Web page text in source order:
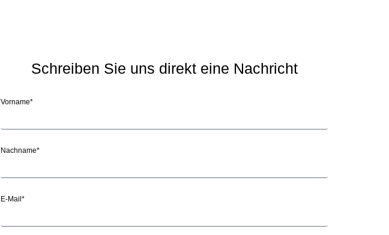
Schreiben Sie uns direkt eine Nachricht
Vorname*
Nachname*
E-Mail*